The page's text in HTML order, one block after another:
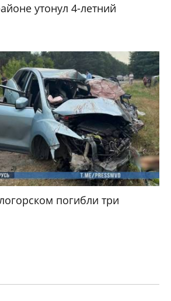
утонул 4-летний
погибли три